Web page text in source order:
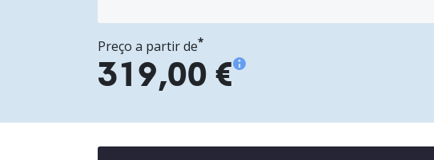
Preço a partir de*
319,00 €